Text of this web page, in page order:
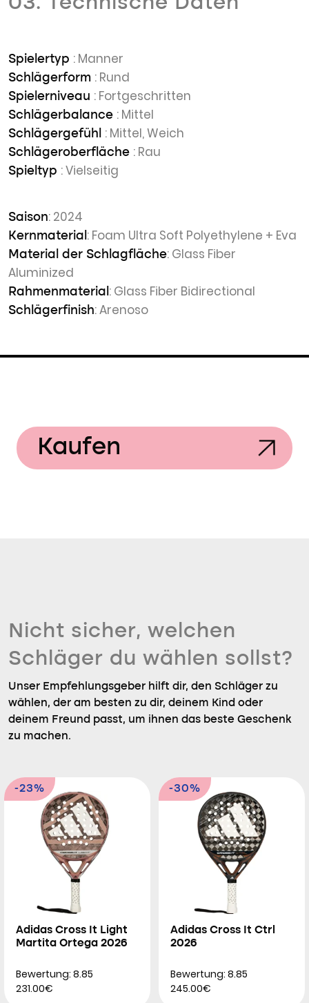
Spielertyp : Manner
Schlägerform : Rund
Spielerniveau : Fortgeschritten
Schlägerbalance : Mittel
Schlägergefühl : Mittel, Weich
Schlägeroberfläche : Rau
Spieltyp : Vielseitig
Saison: 2024
Kernmaterial : Foam Ultra Soft Polyethylene + Eva
Material der Schlagfläche: Glass Fiber
Aluminized
Rahmenmaterial : Glass Fiber Bidirectional
Schlägerfinish: Arenoso
Kaufen
Nicht sicher, welchen
Schläger du wählen sollst?
Unser Empfehlungsgeber hilft dir, den Schläger zu
wählen, der am besten zu dir, deinem Kind oder
deinem Freund passt, um ihnen das beste Geschenk
zu machen.
-23%
Adidas Cross It Light
Martita Ortega 2026
Bewertung: 8.85
231.00€
-30%
Adidas Cross It Ctrl
2026
Bewertung: 8.85
245.00€